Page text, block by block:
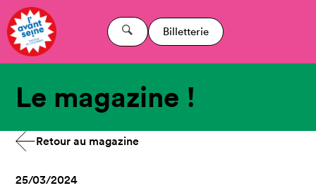
Billetterie
Le magazine !
Retour au magazine
25/03/2024